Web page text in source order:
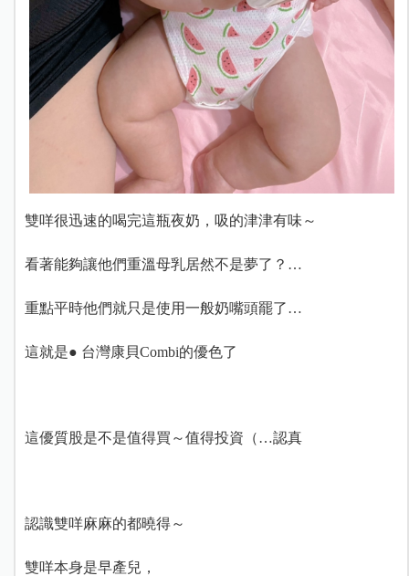
雙咩很迅速的喝完這瓶夜奶，吸的津津有味～
看著能夠讓他們重溫母乳居然不是夢了？…
重點平時他們就只是使用一般奶嘴頭罷了…
這就是● 台灣康貝Combi的優色了
這優質股是不是值得買～值得投資（…認真
認識雙咩麻麻的都曉得～
雙咩本身是早產兒，